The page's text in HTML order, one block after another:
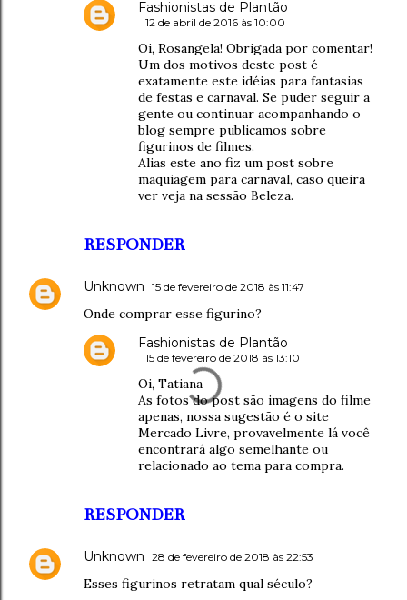
RESPONDER
Fashionistas de Plantão
12 de abril de 2016 às 10:00
Oi, Rosangela! Obrigada por comentar!
Um dos motivos deste post é
exatamente este idéias para fantasias
de festas e carnaval. Se puder seguir a
gente ou continuar acompanhando o
blog sempre publicamos sobre
figurinos de filmes.
Alias este ano fiz um post sobre
maquiagem para carnaval, caso queira
ver veja na sessão Beleza.
Unknown 15 de fevereiro de 2018 às 11:47
Onde comprar esse figurino?
RESPONDER
Fashionistas de Plantão
15 de fevereiro de 2018 às 13:10
Oi, Tatiana
As fotos do post são imagens do filme
apenas, nossa sugestão é o site
Mercado Livre, provavelmente lá você
encontrará algo semelhante ou
relacionado ao tema para compra.
Unknown 28 de fevereiro de 2018 às 22:53
Esses figurinos retratam qual século?